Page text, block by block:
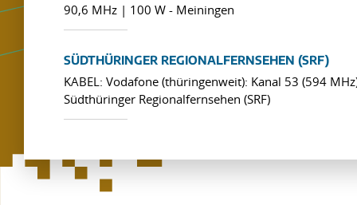
90,6 MHz | 100 W - Meiningen
SÜDTHÜRINGER REGIONALFERNSEHEN (SRF)
KABEL: Vodafone (thüringenweit): Kanal 53 (594
Südthüringer Regionalfernsehen (SRF)